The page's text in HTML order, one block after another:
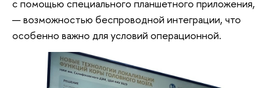
с помощью специального планшетного приложения,
— возможностью беспроводной интеграции, что
особенно важно для условий операционной.